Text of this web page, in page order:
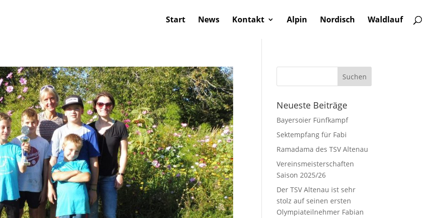
Start News Kontakt Alpin Nordisch Waldlauf
Neueste Beiträge
Bayersoier Fünfkampf
Sektempfang für Fabi
Ramadama des TSV Altenau
Vereinsmeisterschaften
Saison 2025/26
Der TSV Altenau ist sehr
stolz auf seinen ersten
Olympiateilnehmer Fabian